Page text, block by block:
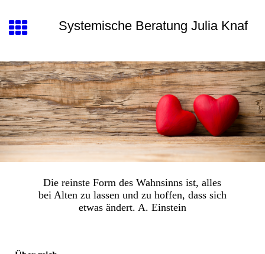
Systemische Beratung Julia Knaf
Die reinste Form des Wahnsinns ist, alles
bei Alten zu lassen und zu hoffen, dass sich
etwas ändert. A. Einstein